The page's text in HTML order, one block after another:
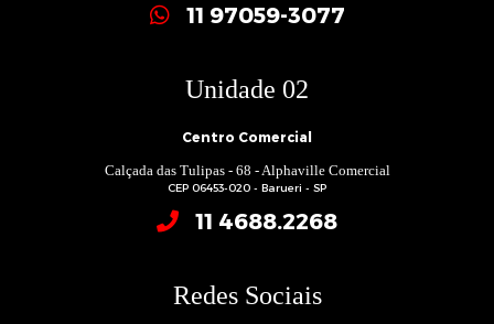
11 97059-3077
Unidade 02
Centro Comercial
Calçada das Tulipas - 68 - Alphaville Comercial
CEP 06453-020 - Barueri - SP
11 4688.2268
Redes Sociais